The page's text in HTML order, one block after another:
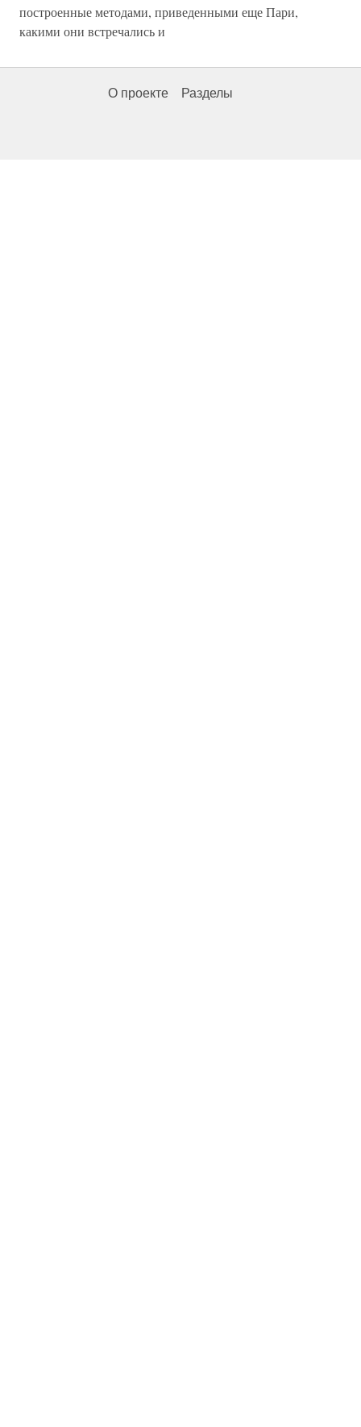
построенные методами, приведенными еще Пари,
какими они встречались и
О проекте Разделы